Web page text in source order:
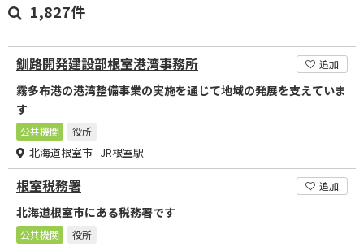
1,827件
釧路開発建設部根室港湾事務所 追加
霧多布港の港湾整備事業の実施を通じて地域の発展を支えていま
す
公共機関 役所
北海道根室市 JR根室駅
根室税務署 追加
北海道根室市にある税務署です
公共機関 役所